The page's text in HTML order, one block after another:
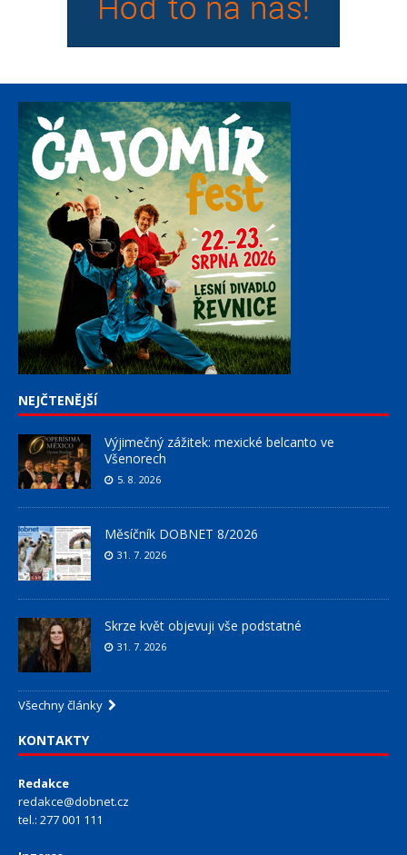
NEJČTENĚJŠÍ
Výjimečný zážitek: mexické belcanto ve
Všenorech
5. 8. 2026
Měsíčník DOBNET 8/2026
31. 7. 2026
Skrze květ objevuji vše podstatné
31. 7. 2026
Všechny články
KONTAKTY
Redakce
redakce@dobnet.cz
tel.: 277 001 111